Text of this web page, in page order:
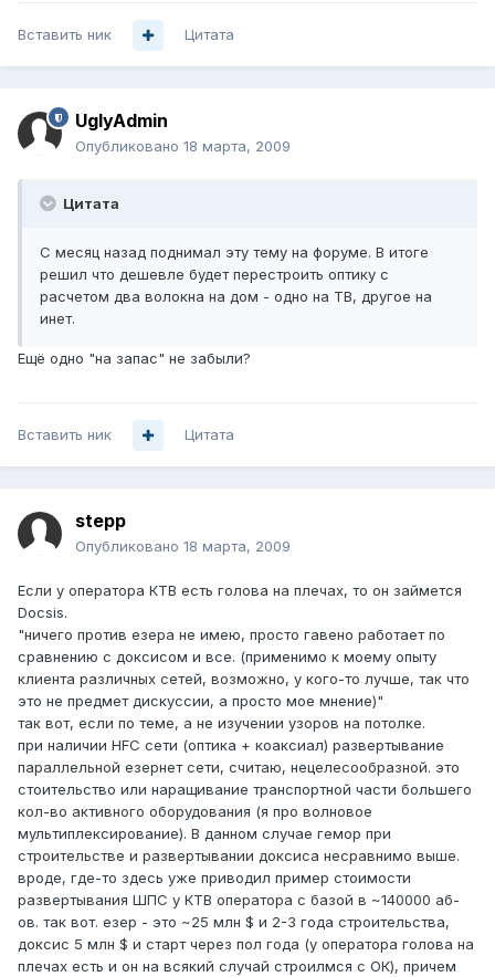
Вставить ник Цитата
UglyAdmin
Опубликовано 18 марта, 2009
Цитата
С месяц назад поднимал эту тему на форуме. В итоге
решил что дешевле будет перестроить оптику с
расчетом два волокна на дом - одно на ТВ, другое на
инет.
Ещё одно "на запас" не забыли?
Вставить ник Цитата
stepp
Опубликовано 18 марта, 2009
Если у оператора КТВ есть голова на плечах, то он займется
Docsis.
"ничего против езера не имею, просто гавено работает по
сравнению с доксисом и все. (применимо к моему опыту
клиента различных сетей, возможно, у кого-то лучше, так что
это не предмет дискуссии, а просто мое мнение)"
так вот, если по теме, а не изучении узоров на потолке.
при наличии HFC сети (оптика + коаксиал) развертывание
параллельной езернет сети, считаю, нецелесообразной. это
стоительство или наращивание транспортной части большего
кол-во активного оборудования (я про волновое
мультиплексирование). В данном случае гемор при
строительстве и развертывании доксиса несравнимо выше.
вроде, где-то здесь уже приводил пример стоимости
развертывания ШПС у КТВ оператора с базой в ~140000 аб-
ов. так вот. езер - это ~25 млн $ и 2-3 года строительства,
доксис 5 млн $ и старт через пол года (у оператора голова на
плечах есть и он на всякий случай строилмся с ОК), причем